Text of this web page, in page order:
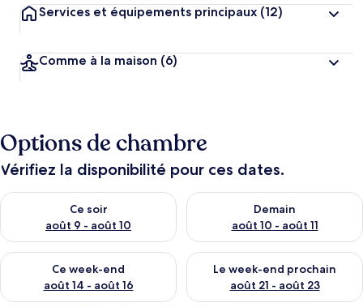
Services et équipements principaux (12)
Comme à la maison (6)
Options de chambre
Vérifiez la disponibilité pour ces dates.
Ce soir
août 9 - août 10
Vérifier la disponibilité pour ce soir août 9 - août 10
Demain
août 10 - août 11
Vérifier la disponibilité pour
Ce week-end
août 14 - août 16
Vérifier la disponibilité pour ce week-end août 14 - août 16
Le week-end prochain
août 21 - août 23
Vérifier la disponibilité pour